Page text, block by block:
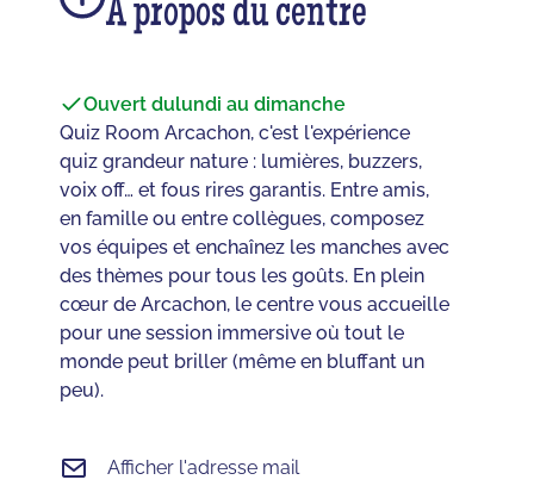
À propos du centre
Ouvert dulundi au dimanche
Quiz Room Arcachon, c'est l'expérience
quiz grandeur nature : lumières, buzzers,
voix off… et fous rires garantis. Entre amis,
en famille ou entre collègues, composez
vos équipes et enchaînez les manches avec
des thèmes pour tous les goûts. En plein
cœur de Arcachon, le centre vous accueille
pour une session immersive où tout le
monde peut briller (même en bluffant un
peu).
Afficher l'adresse mail